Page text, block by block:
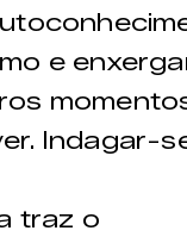
e
Indagar-
traz o